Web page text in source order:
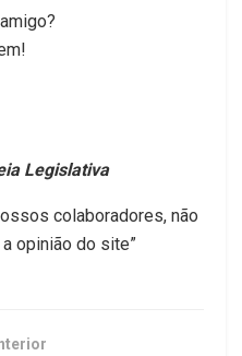
Legislativa
colaboradores, não
opinião do site”